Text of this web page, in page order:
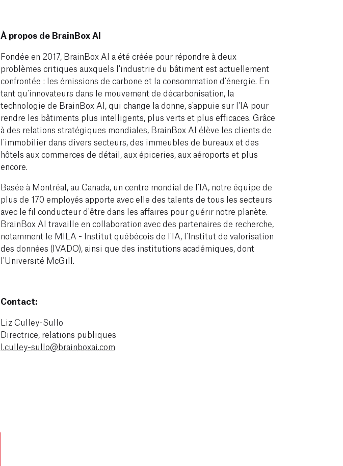
À propos de BrainBox AI
Fondée en 2017, BrainBox AI a été créée pour répondre à deux
problèmes critiques auxquels l'industrie du bâtiment est actuellement
confrontée : les émissions de carbone et la consommation d'énergie. En
tant qu'innovateurs dans le mouvement de décarbonisation, la
technologie de BrainBox AI, qui change la donne, s'appuie sur l'IA pour
rendre les bâtiments plus intelligents, plus verts et plus efficaces. Grâce
à des relations stratégiques mondiales, BrainBox AI élève les clients de
l'immobilier dans divers secteurs, des immeubles de bureaux et des
hôtels aux commerces de détail, aux épiceries, aux aéroports et plus
encore.
Basée à Montréal, au Canada, un centre mondial de l'IA, notre équipe de
plus de 170 employés apporte avec elle des talents de tous les secteurs
avec le fil conducteur d'être dans les affaires pour guérir notre planète.
BrainBox AI travaille en collaboration avec des partenaires de recherche,
notamment le MILA - Institut québécois de l'IA, l'Institut de valorisation
des données (IVADO), ainsi que des institutions académiques, dont
l'Université McGill.
Contact:
Liz Culley-Sullo
Directrice, relations publiques
l.culley-sullo@brainboxai.com